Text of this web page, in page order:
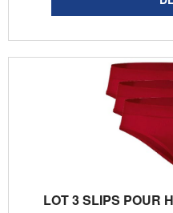
LOT 3 SLIPS POUR